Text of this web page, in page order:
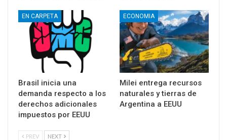
EN CARPETA
Brasil inicia una
demanda respecto a los
derechos adicionales
impuestos por EEUU
ECONOMIA
Milei entrega recursos
naturales y tierras de
Argentina a EEUU
PREV NEXT